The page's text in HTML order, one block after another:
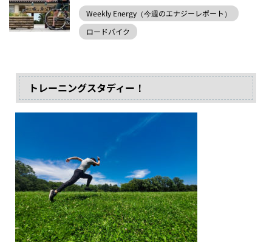
Weekly Energy（今週のエナジーレポート）
ロードバイク
トレーニングスタディー！